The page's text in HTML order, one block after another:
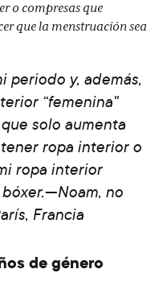
o compresas que
que la menstruación sea
periodo y, además,
“femenina"
solo aumenta
ropa interior o
ropa interior
no
Francia
de género